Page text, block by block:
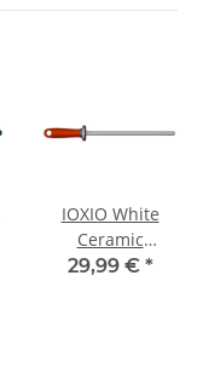
IOXIO White
Ceramic
Wetzstab Fresh
29,99 € *